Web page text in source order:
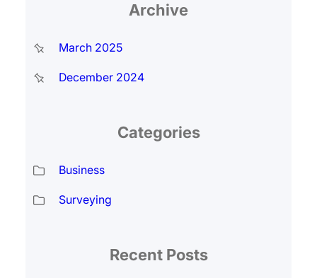
Archive
March 2025
December 2024
Categories
Business
Surveying
Recent Posts